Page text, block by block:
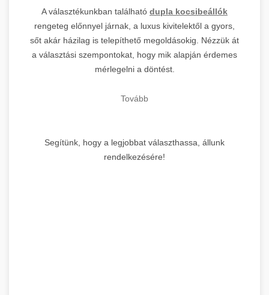
A választékunkban található dupla kocsibeállók
rengeteg előnnyel járnak, a luxus kivitelektől a gyors,
sőt akár házilag is telepíthető megoldásokig. Nézzük át
a választási szempontokat, hogy mik alapján érdemes
mérlegelni a döntést.
Tovább
Segítünk, hogy a legjobbat választhassa, állunk
rendelkezésére!